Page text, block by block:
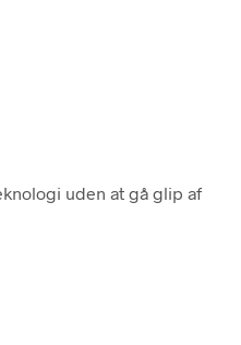
uden at gå glip af